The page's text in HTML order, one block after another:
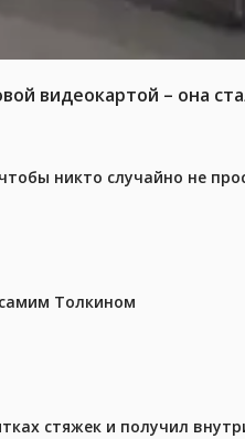
видеокартой – она
никто случайно не
Толкином
стяжек и получил